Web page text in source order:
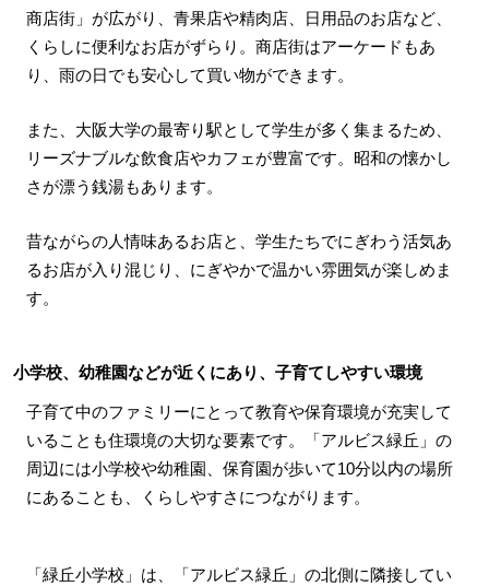
商店街」が広がり、青果店や精肉店、日用品のお店など、
くらしに便利なお店がずらり。商店街はアーケードもあ
り、雨の日でも安心して買い物ができます。
また、大阪大学の最寄り駅として学生が多く集まるため、
リーズナブルな飲食店やカフェが豊富です。昭和の懐かし
さが漂う銭湯もあります。
昔ながらの人情味あるお店と、学生たちでにぎわう活気あ
るお店が入り混じり、にぎやかで温かい雰囲気が楽しめま
す。
小学校、幼稚園などが近くにあり、子育てしやすい環境
子育て中のファミリーにとって教育や保育環境が充実して
いることも住環境の大切な要素です。「アルビス緑丘」の
周辺には小学校や幼稚園、保育園が歩いて10分以内の場所
にあることも、くらしやすさにつながります。
「緑丘小学校」は、「アルビス緑丘」の北側に隣接してい